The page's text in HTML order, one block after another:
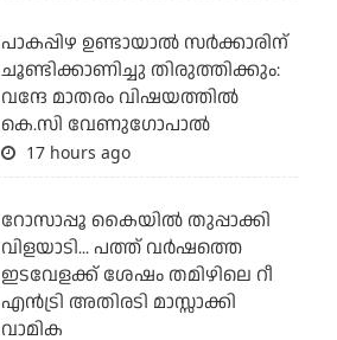
പാകപ്പിഴ ഉണ്ടായാല്‍ സര്‍ക്കാരിന്
ചൂണ്ടിക്കാണിച്ചു തിരുത്തിക്കും:
വന്ദേ മാതരം വിഷയത്തില്‍
കെ.സി വേണുഗോപാല്‍
17 hours ago
റോസാപ്പൂ കൈയില്‍ തുപ്പാക്കി
വിളയാടി... പത്ത് വര്‍ഷത്തെ
ഇടവേളക്ക് ശേഷം തമിഴിലെ റീ
എന്‍ട്രി അതിരടി മാസ്സാക്കി
വാമിക